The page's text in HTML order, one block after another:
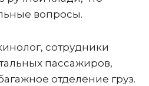
вопросы.
сотрудники
пассажиров,
отделение груз.